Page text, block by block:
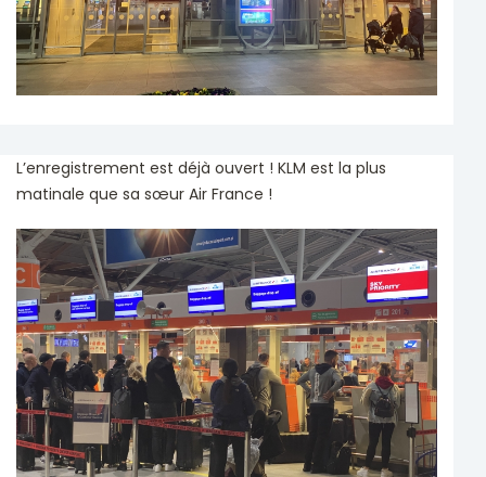
L’enregistrement est déjà ouvert ! KLM est la plus
matinale que sa sœur Air France !